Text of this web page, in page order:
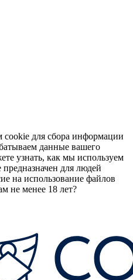
для сбора информации
данные вашего
узнать, как мы используем
для людей
на использование файлов
не менее 18 лет?